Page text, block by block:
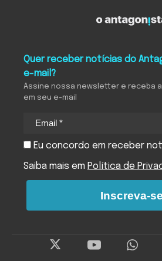
Quer receber notícias do
e-mail?
Assine nossa newsletter e receba
em seu e-mail
Eu concordo em receber
Saiba mais em Política de
Inscreva-se